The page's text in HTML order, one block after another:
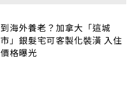
到海外養老？加拿大「這城
市」銀髮宅可客製化裝潢 入住
價格曝光